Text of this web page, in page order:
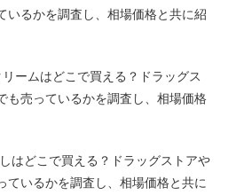
いるかを調査し、相場価格と共に紹
ームはどこで買える？ドラッグス
も売っているかを調査し、相場価格
はどこで買える？ドラッグストアや
ているかを調査し、相場価格と共に